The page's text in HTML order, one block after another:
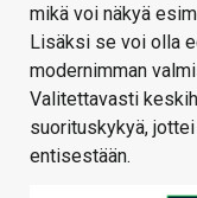
mikä voi näkyä
Lisäksi se voi olla
modernimman
Valitettavasti
suorituskykyä,
entisestään.